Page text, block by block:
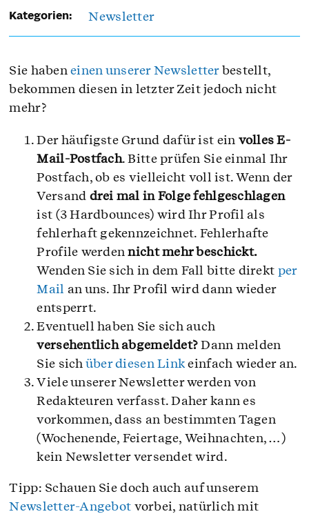
Sie habeneinen unserer Newsletterbestellt,
bekommen diesen in letzter Zeit jedoch nicht
mehr?
Der häufigste Grund dafür ist ein volles E-
Mail-Postfach. Bitte prüfen Sie einmal Ihr
Postfach, ob es vielleicht voll ist. Wenn der
Versand drei mal in Folge fehlgeschlagen
ist (3 Hardbounces) wird Ihr Profil als
fehlerhaft gekennzeichnet. Fehlerhafte
Profile werdennicht mehr beschickt.
Wenden Sie sich in dem Fall bitte direkt per
Mail an uns. Ihr Profil wird dann wieder
entsperrt.
Eventuell haben Sie sich auch
versehentlich abgemeldet?Dann melden
Sie sich über diesen Linkeinfach wieder an.
Viele unserer Newsletter werden von
Redakteuren verfasst. Daher kann es
vorkommen, dass an bestimmten Tagen
(Wochenende, Feiertage, Weihnachten, …)
kein Newsletter versendet wird.
Tipp: Schauen Sie doch auch auf unserem
Newsletter-Angebot vorbei, natürlich mit
Kategorien: Newsletter